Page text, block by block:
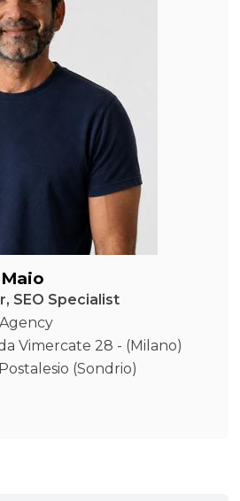
SEO Specialist
Vimercate 28 - (Milano)
(Sondrio)